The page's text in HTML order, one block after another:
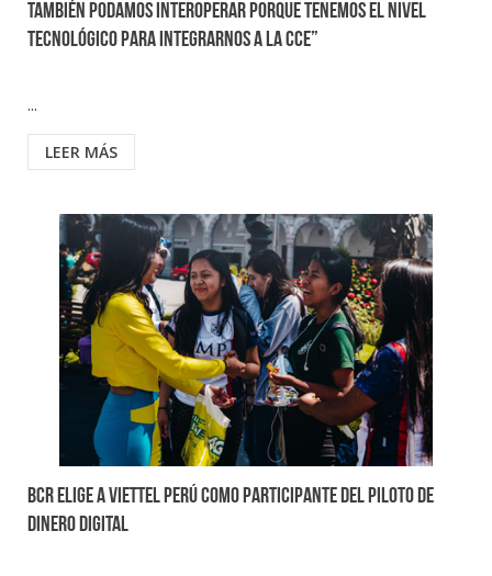
también podamos interoperar porque tenemos el nivel
tecnológico para integrarnos a la CCE”
...
LEER MÁS
BCR elige a Viettel Perú como participante del piloto de
dinero digital